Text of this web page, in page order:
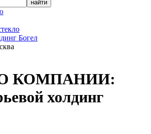
Богел
КОМПАНИИ:
холдинг